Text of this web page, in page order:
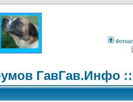
ГавГав.Инфо